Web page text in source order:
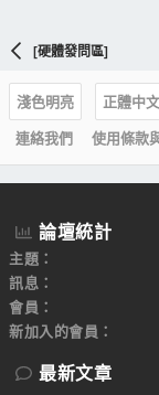
[硬體發問區]
淺色明亮
正體中
連絡我們
使用條款
論壇統計
主題
訊息
會員
新加入的會員
最新文章